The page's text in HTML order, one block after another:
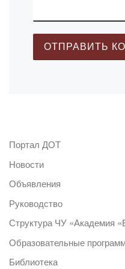
Портал ДОТ
Новости
Объявления
Руководство
Структура ЧУ «Академия
Образовательные
Библиотека